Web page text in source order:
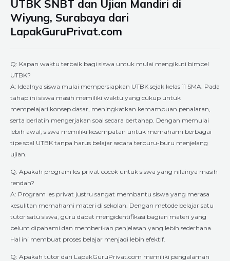
UTBK SNBT dan Ujian Mandiri di
Wiyung, Surabaya dari
LapakGuruPrivat.com
Q: Kapan waktu terbaik bagi siswa untuk mulai mengikuti bimbel
UTBK?
A: Idealnya siswa mulai mempersiapkan UTBK sejak kelas 11 SMA. Pada
tahap ini siswa masih memiliki waktu yang cukup untuk
mempelajari konsep dasar, meningkatkan kemampuan penalaran,
serta berlatih mengerjakan soal secara bertahap. Dengan memulai
lebih awal, siswa memiliki kesempatan untuk memahami berbagai
tipe soal UTBK tanpa harus belajar secara terburu-buru menjelang
ujian.
Q: Apakah program les privat cocok untuk siswa yang nilainya masih
rendah?
A: Program les privat justru sangat membantu siswa yang merasa
kesulitan memahami materi di sekolah. Dengan metode belajar satu
tutor satu siswa, guru dapat mengidentifikasi bagian materi yang
belum dipahami dan memberikan penjelasan yang lebih sederhana.
Hal ini membuat proses belajar menjadi lebih efektif.
Q: Apakah tutor dari LapakGuruPrivat.com memiliki pengalaman